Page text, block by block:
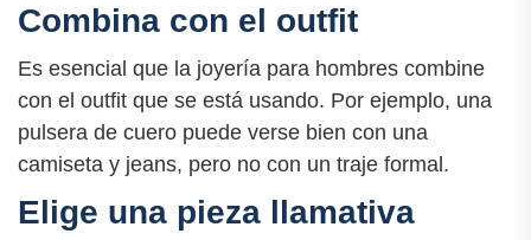
Combina con el outfit
Es esencial que la joyería para hombres combine
con el outfit que se está usando. Por ejemplo, una
pulsera de cuero puede verse bien con una
camiseta y jeans, pero no con un traje formal.
Elige una pieza llamativa